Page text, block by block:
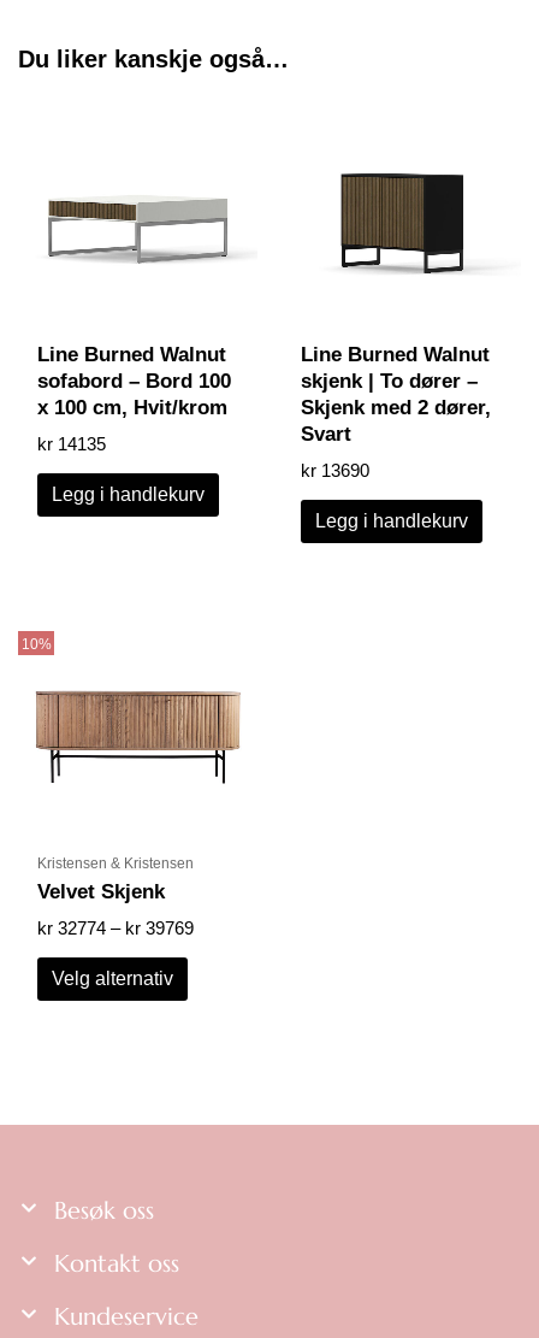
Du liker kanskje også…
Line Burned Walnut
sofabord – Bord 100
x 100 cm, Hvit/krom
kr 14135
Legg i handlekurv
Line Burned Walnut
skjenk | To dører –
Skjenk med 2 dører,
Svart
kr 13690
Legg i handlekurv
10%
Kristensen & Kristensen
Velvet Skjenk
kr 32774 – kr 39769
Velg alternativ
flere
varianter.
Alternativene
Besøk oss
Kontakt oss
Kundeservice